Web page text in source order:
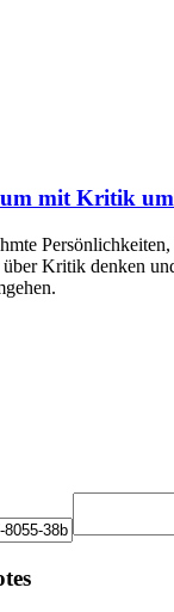
mit Kritik
Kritik denken